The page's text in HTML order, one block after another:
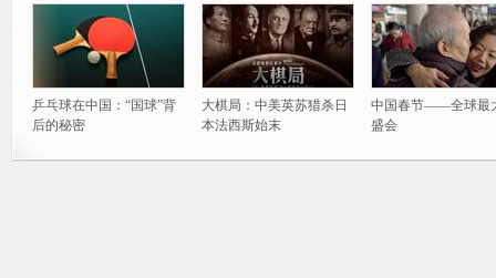
乒乓球在中国：“国球”背
后的秘密
大棋局：中美英苏猎杀日
本法西斯始末
中国春节——全球最
盛会